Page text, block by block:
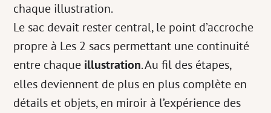
chaque illustration.
Le sac devait rester central, le point d’accroche
propre à Les 2 sacs permettant une continuité
entre chaque illustration. Au fil des étapes,
elles deviennent de plus en plus complète en
détails et objets, en miroir à l’expérience des